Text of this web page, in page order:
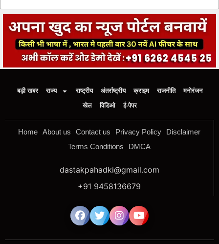
बड़ी खबर राज्य राष्ट्रीय अंतर्राष्ट्रीय क्राइम राजनीति
मनोरंजन
खेल
विडिओ ई-पेपर
Home About us Contact us Privacy Policy
Disclaimer
Terms Conditions
DMCA
dastakpahadki@gmail.com
+91 9458136679